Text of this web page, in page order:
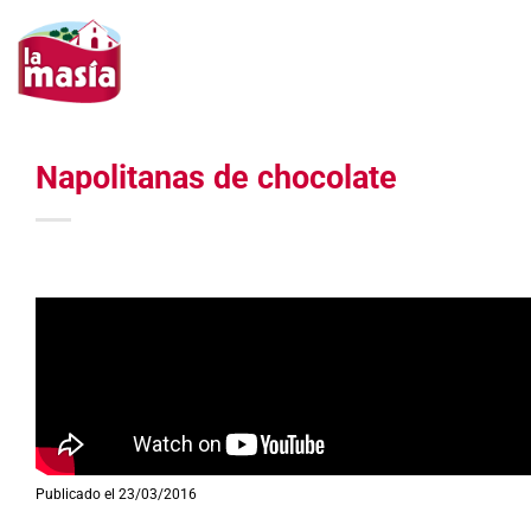
contenido
Napolitanas de chocolate
Publicado el 23/03/2016